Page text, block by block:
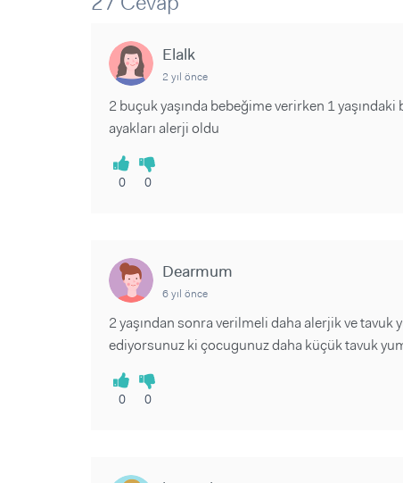
Sorular ve Yanıtlar
Elalk
2 yıl önce
2 buçuk yaşında bebeğime verirken 1
ayakları alerji oldu
0 0
Dearmum
6 yıl önce
2 yaşından sonra verilmeli daha alerjik ve
ediyorsunuz ki çocugunuz daha küçük tavuk
0 0